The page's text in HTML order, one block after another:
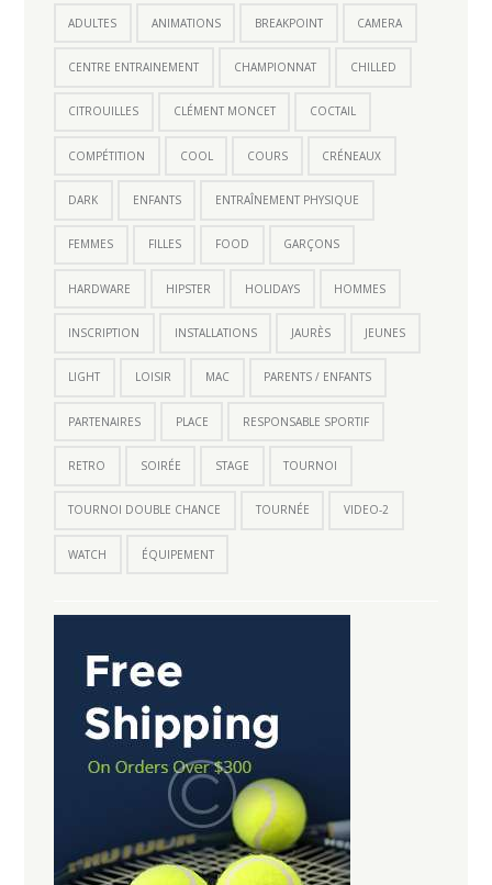
ADULTES ANIMATIONS BREAKPOINT CAMERA
CENTRE ENTRAINEMENT CHAMPIONNAT CHILLED
CITROUILLES CLÉMENT MONCET COCTAIL
COMPÉTITION COOL COURS CRÉNEAUX
DARK ENFANTS ENTRAÎNEMENT PHYSIQUE
FEMMES FILLES FOOD GARÇONS
HARDWARE HIPSTER HOLIDAYS HOMMES
INSCRIPTION INSTALLATIONS JAURÈS JEUNES
LIGHT LOISIR MAC PARENTS / ENFANTS
PARTENAIRES PLACE RESPONSABLE SPORTIF
RETRO SOIRÉE STAGE TOURNOI
TOURNOI DOUBLE CHANCE TOURNÉE VIDEO-2
WATCH ÉQUIPEMENT